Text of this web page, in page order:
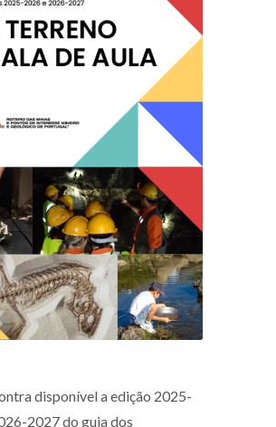
disponível a edição 2025-
2027 do guia dos